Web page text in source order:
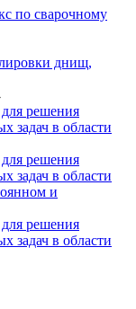
по сварочному
днищ,
решения
задач в области
решения
задач в области
и
решения
задач в области